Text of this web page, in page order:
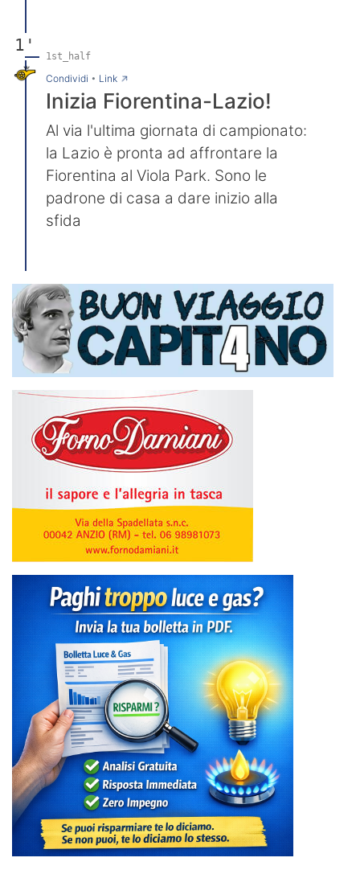
1'
1st_half
Condividi • Link→
Inizia Fiorentina-Lazio!
Al via l'ultima giornata di campionato:
la Lazio è pronta ad affrontare la
Fiorentina al Viola Park. Sono le
padrone di casa a dare inizio alla
sfida